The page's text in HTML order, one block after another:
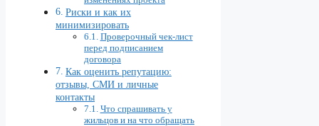
Риски и как их
минимизировать
Проверочный чек-лист
перед подписанием
договора
Как оценить репутацию:
отзывы, СМИ и личные
контакты
Что спрашивать у
жильцов и на что обращать